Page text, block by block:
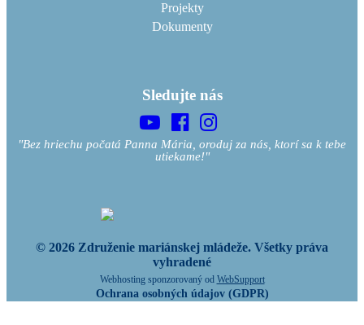
Projekty
Dokumenty
Sledujte nás
"Bez hriechu počatá Panna Mária, oroduj za nás, ktorí sa k tebe
utiekame!"
© 2026 Združenie mariánskej mládeže. Všetky práva
vyhradené
Webhosting sponzorovaný od WebSupport
Ochrana osobných údajov (GDPR)